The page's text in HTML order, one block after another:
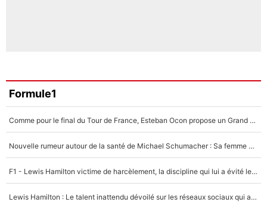
Formule1
Comme pour le final du Tour de France, Esteban Ocon propose un Grand Prix de Formule 1 à Paris : «Autour de l’Arc de Triomphe, ce serait génial» !
Nouvelle rumeur autour de la santé de Michael Schumacher : Sa femme Corinna sort du silence
F1 - Lewis Hamilton victime de harcèlement, la discipline qui lui a évité le pire : «J'aurais probablement mal tourné»
Lewis Hamilton : Le talent inattendu dévoilé sur les réseaux sociaux qui a impressionné Kim Kardashian pendant leurs vacances en amoureux !